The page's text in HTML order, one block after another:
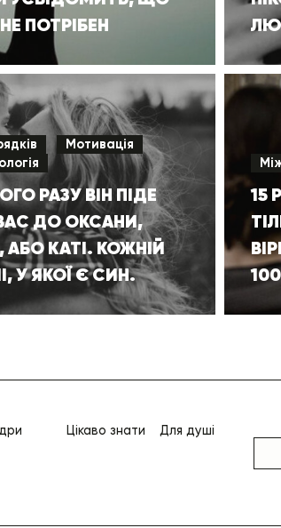
ПОТРІБЕН
Мотивація
РАЗУ ВІН ПІДЕ
ДО ОКСАНИ,
АБО КАТІ. КОЖНІЙ
У ЯКОЇ Є СИН.
15
Цікаво знати
Для душі